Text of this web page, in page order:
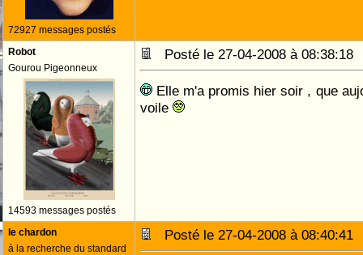
72927 messages postés
Robot
Gourou Pigeonneux
14593 messages postés
Posté le 27-04-2008 à
Elle m'a promis hier soir , que
voile
le chardon
à la recherche du standard
Posté le 27-04-2008 à